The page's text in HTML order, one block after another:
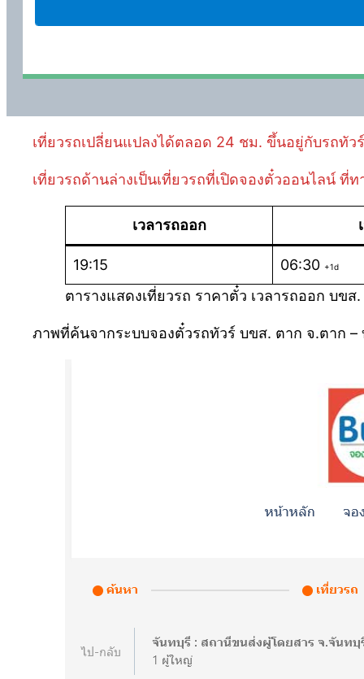
เที่ยวรถเปลี่ยนแปลงได้ตลอด 24 ชม. ขึ้นอยู่กับรถทัว
เที่ยวรถด้านล่างเป็นเที่ยวรถที่เปิดจองตั๋วออนไลน์
เวลารถออก
19:15 06:30 +1d
ตารางแสดงเที่ยวรถ ราคาตั๋ว เวลารถออก บข
ภาพที่ค้นจากระบบจองตั๋วรถทัวร์ บขส. ตาก จ.ตาก